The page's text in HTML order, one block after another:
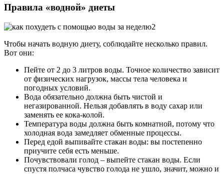
Правила «водной» диеты
Чтобы начать водную диету, соблюдайте несколько правил.
Вот они:
Пейте от 2 до 3 литров воды. Точное количество зависит
от физических нагрузок, массы тела человека и
погодных условий.
Вода обязательно должна быть чистой и
негазированной. Нельзя добавлять в воду сахар или
заменять ее кока-колой.
Температура воды должна быть комнатной, потому что
холодная вода замедляет обменные процессы.
Перед едой выпивайте стакан воды: вы постепенно
приучите себя есть меньше.
Почувствовали голод – выпейте стакан воды. Если
спустя полчаса чувство голода не ушло, значит, можно и